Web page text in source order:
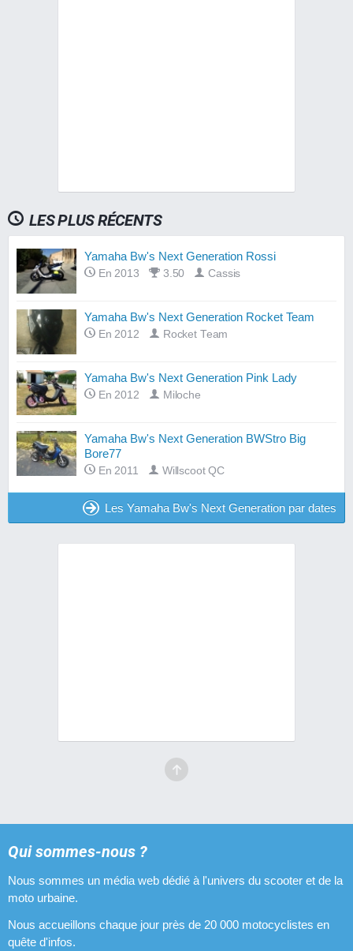
LES PLUS RÉCENTS
Yamaha Bw's Next Generation Rossi
En 2013 3.50 Cassis
Yamaha Bw's Next Generation Rocket Team
En 2012 Rocket Team
Yamaha Bw's Next Generation Pink Lady
En 2012 Miloche
Yamaha Bw's Next Generation BWStro Big
Bore77
En 2011 Willscoot QC
Les Yamaha Bw's Next Generation par dates
Qui sommes-nous ?
Nous sommes un média web dédié à l'univers du scooter et de la
moto urbaine.
Nous accueillons chaque jour près de 20 000 motocyclistes en
quête d'infos.